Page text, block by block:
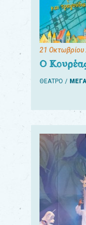
21 Οκτωβρίου
Ο
ΘΕΑΤΡΟ